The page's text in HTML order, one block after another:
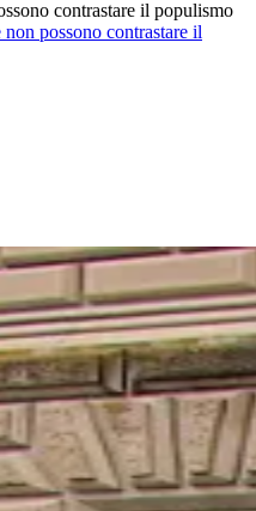
contrastare il populismo
possono contrastare il